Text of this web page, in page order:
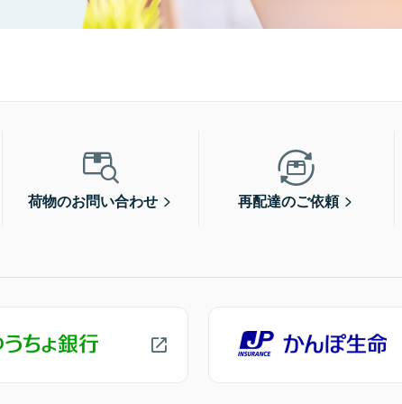
荷物のお問い合わせ 再配達のご依頼